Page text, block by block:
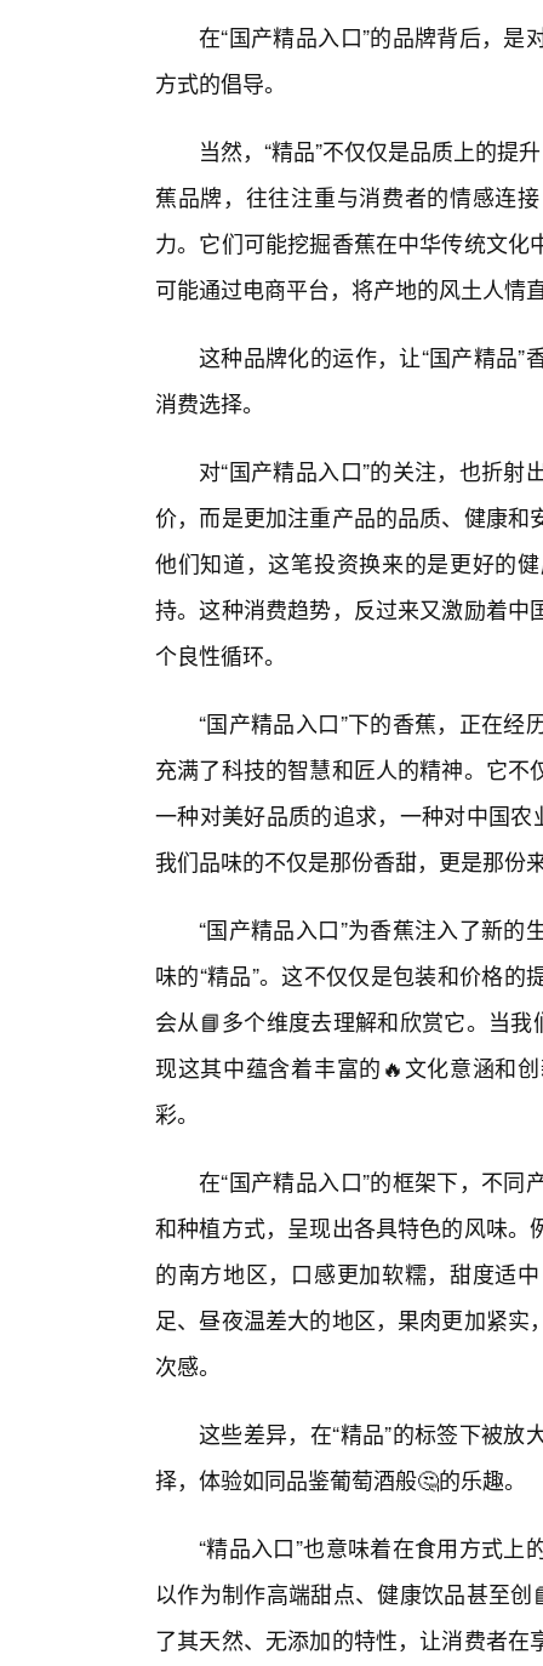
在“国产精品入口”的品牌背后，
方式的倡导。
当然，“精品”不仅仅是品质上的提
蕉品牌，往往注重与消费者的情感连
力。它们可能挖掘香蕉在中华传统文
可能通过电商平台，将产地的风土人情
这种品牌化的运作，让“国产精品
消费选择。
对“国产精品入口”的关注，也折
价，而是更加注重产品的品质、健康
他们知道，这笔投资换来的是更好的
持。这种消费趋势，反过来又激励着
个良性循环。
“国产精品入口”下的香蕉，正在
充满了科技的智慧和匠人的精神。它
一种对美好品质的追求，一种对中国
我们品味的不仅是那份香甜，更是那份
“国产精品入口”为香蕉注入了新
味的“精品”。这不仅仅是包装和价格
会从📘多个维度去理解和欣赏它。当
现这其中蕴含着丰富的🔥文化意涵和
彩。
在“国产精品入口”的框架下，不
和种植方式，呈现出各具特色的风味
的南方地区，口感更加软糯，甜度适
足、昼夜温差大的地区，果肉更加紧
次感。
这些差异，在“精品”的标签下被
择，体验如同品鉴葡萄酒般🤔的乐趣。
“精品入口”也意味着在食用方式
以作为制作高端甜点、健康饮品甚至
了其天然、无添加的特性，让消费者